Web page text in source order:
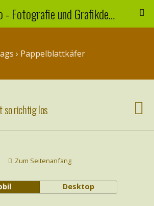
digimakro - Fotografie und Grafikdesign
› Pappelblattkäfer
so richtig los
Zum Seitenanfang
Desktop